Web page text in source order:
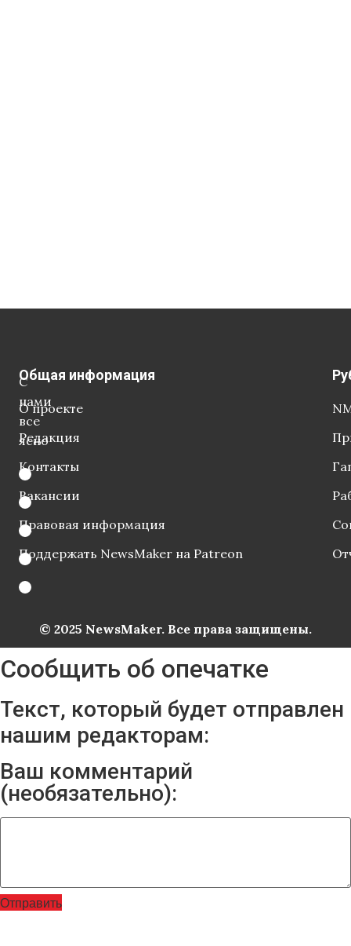
С
нами
все
ясно
Общая информация
О проекте
Редакция
Контакты
Вакансии
Правовая информация
Поддержать NewsMaker на Patreon
© 2025 NewsMaker. Все права защищены.
Сообщить об опечатке
Текст, который будет отправлен
нашим редакторам:
Ваш комментарий
(необязательно):
Отправить